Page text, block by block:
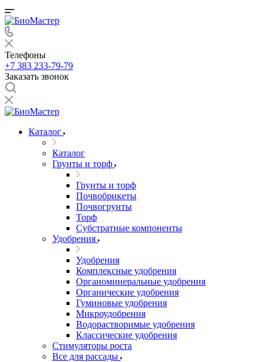
Телефоны
+7 383 233-79-79
Заказать звонок
Каталог
Каталог
Грунты и торф
Грунты и торф
Почвобрикеты
Почвогрунты
Торф
Субстратные компоненты
Удобрения
Удобрения
Комплексные удобрения
Органоминеральные удобрения
Органические удобрения
Гуминовые удобрения
Микроудобрения
Водорастворимые удобрения
Классические удобрения
Стимуляторы роста
Все для рассады